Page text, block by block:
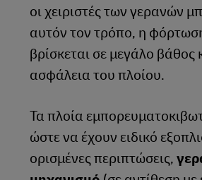
οι χειριστές των γερανών
αυτόν τον τρόπο, η
βρίσκεται σε μεγάλο βάθος
ασφάλεια του πλοίου.
Τα πλοία
ώστε να έχουν ειδικό
ορισμένες περιπτώσεις,